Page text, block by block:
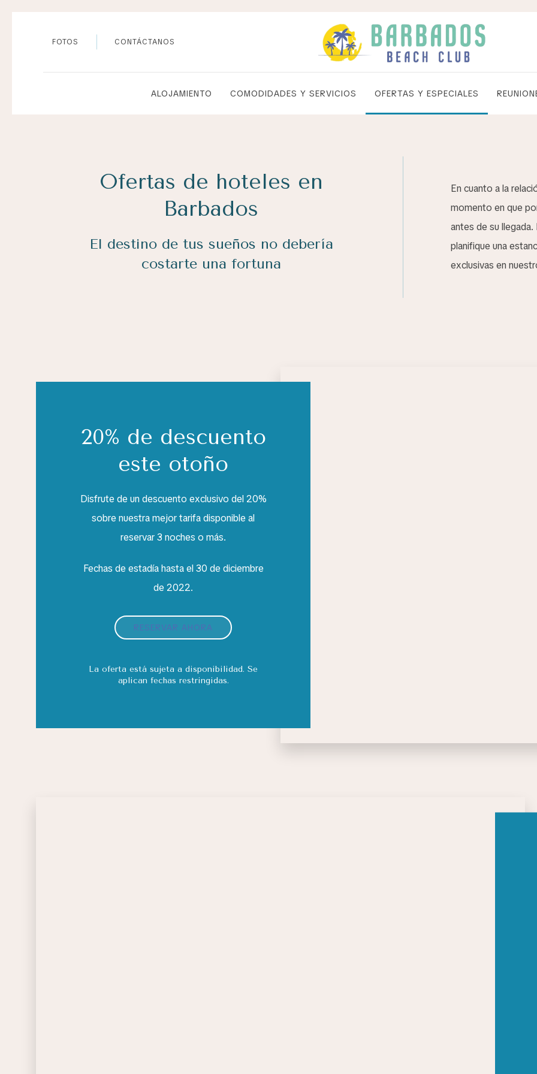
FOTOS CONTÁCTANOS
ALOJAMIENTO COMODIDADES Y SERVICIOS OFERTAS Y ESPECIALES
Ofertas de hoteles en
Barbados
El destino de tus sueños no debería
costarte una fortuna
En cuanto a la
momento en que
antes de su
planifique una
exclusivas en
20% de descuento
este otoño
Disfrute de un descuento exclusivo del 20%
sobre nuestra mejor tarifa disponible al
reservar 3 noches o más.
Fechas de estadía hasta el 30 de diciembre
de 2022.
RESERVAR AHORA
La oferta está sujeta a disponibilidad. Se
aplican fechas restringidas.